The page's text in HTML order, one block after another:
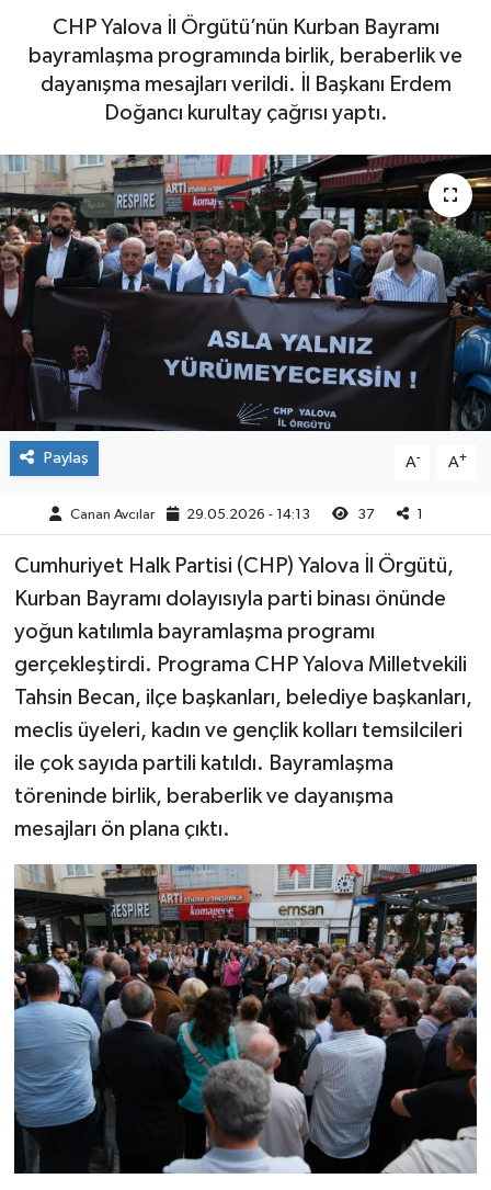
CHP Yalova İl Örgütü’nün Kurban Bayramı
bayramlaşma programında birlik, beraberlik ve
dayanışma mesajları verildi. İl Başkanı Erdem
Doğancı kurultay çağrısı yaptı.
Paylaş A- A+
Canan Avcılar 29.05.2026 - 14:13 37 1
Cumhuriyet Halk Partisi (CHP) Yalova İl Örgütü,
Kurban Bayramı dolayısıyla parti binası önünde
yoğun katılımla bayramlaşma programı
gerçekleştirdi. Programa CHP Yalova Milletvekili
Tahsin Becan, ilçe başkanları, belediye başkanları,
meclis üyeleri, kadın ve gençlik kolları temsilcileri
ile çok sayıda partili katıldı. Bayramlaşma
töreninde birlik, beraberlik ve dayanışma
mesajları ön plana çıktı.
Yaşam